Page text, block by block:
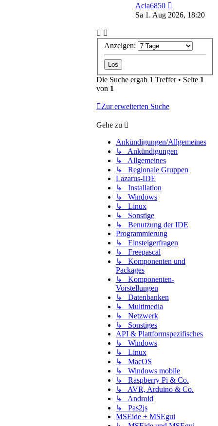
Acia6850
Sa 1. Aug 2026, 18:20
Anzeigen:
Die Suche ergab 1 Treffer • Seite 1
von 1
Zur erweiterten Suche
Gehe zu
Ankündigungen/Allgemeines
↳ Ankündigungen
↳ Allgemeines
↳ Regionale Gruppen
Lazarus-IDE
↳ Installation
↳ Windows
↳ Linux
↳ Sonstige
↳ Benutzung der IDE
Programmierung
↳ Einsteigerfragen
↳ Freepascal
↳ Komponenten und
Packages
↳ Komponenten-
Vorstellungen
↳ Datenbanken
↳ Multimedia
↳ Netzwerk
↳ Sonstiges
API & Plattformspezifisches
↳ Windows
↳ Linux
↳ MacOS
↳ Windows mobile
↳ Raspberry Pi & Co.
↳ AVR, Arduino & Co.
↳ Android
↳ Pas2js
MSEide + MSEgui